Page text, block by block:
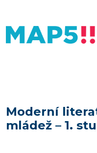
Moderní
mládež – 1.